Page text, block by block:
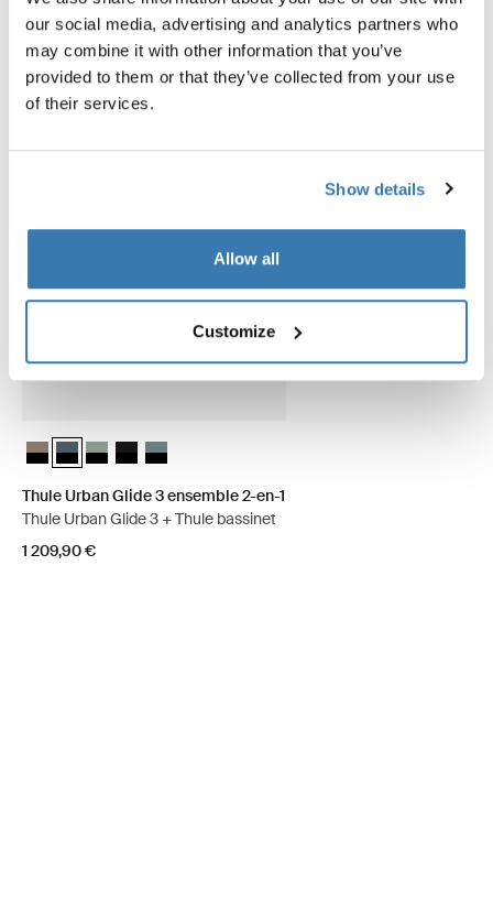
our social media, advertising and analytics partners who
may combine it with other information that you’ve
provided to them or that they’ve collected from your use
of their services.
Show details
Allow all
Customize
Explorer les offres groupées
Thule Urban Glide 3 ensemble 2-en-1 Tinted Taupe on Black
Thule Urban Glide 3 ensemble 2-en-1 Ardoise foncée sur noir
Thule Urban Glide 3 ensemble 2-en-1 Vert brume sur noir
Thule Urban Glide 3 ensemble 2-en-1 Noir sur noir
Thule Urban Glide 3 ensemble 2-en-1 Bleu moyen
Thule Urban Glide 3 ensemble 2-en-1
Thule Urban Glide 3 + Thule bassinet
1 209,90 €